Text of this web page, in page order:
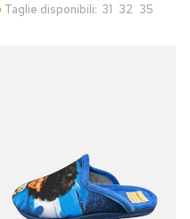
Taglie disponibili: 31 32 35